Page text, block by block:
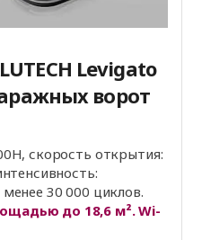
Levigato
ворот
скорость открытия:
30 000 циклов.
до 18,6 м². Wi-